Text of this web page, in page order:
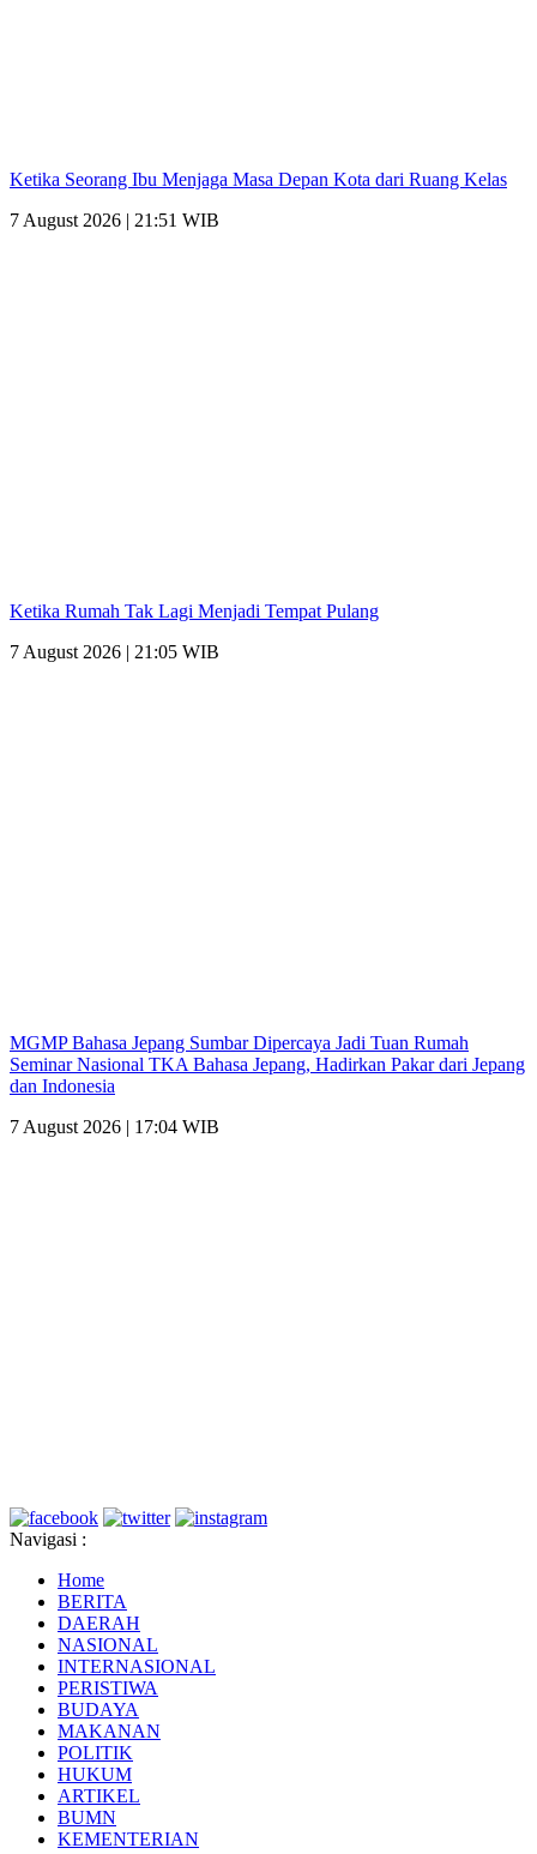
Ketika Seorang Ibu Menjaga Masa Depan Kota dari Ruang Kelas
7 August 2026 | 21:51 WIB
Ketika Rumah Tak Lagi Menjadi Tempat Pulang
7 August 2026 | 21:05 WIB
MGMP Bahasa Jepang Sumbar Dipercaya Jadi Tuan Rumah
Seminar Nasional TKA Bahasa Jepang, Hadirkan Pakar dari Jepang
dan Indonesia
7 August 2026 | 17:04 WIB
Navigasi :
Home
BERITA
DAERAH
NASIONAL
INTERNASIONAL
PERISTIWA
BUDAYA
MAKANAN
POLITIK
HUKUM
ARTIKEL
BUMN
KEMENTERIAN